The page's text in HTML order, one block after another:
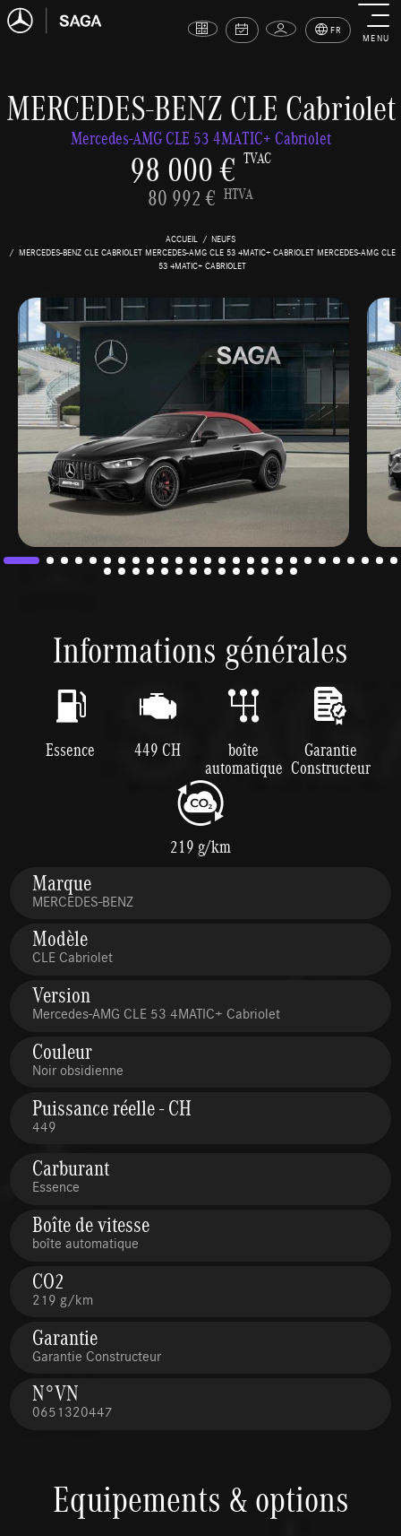
FR
MENU
MERCEDES-BENZ CLE Cabriolet
Mercedes-AMG CLE 53 4MATIC+ Cabriolet
98 000 € TVAC
80 992 € HTVA
ACCUEIL
NEUFS
MERCEDES-BENZ CLE CABRIOLET MERCEDES-AMG CLE 53 4MATIC+ CABRIOLET MERCEDES-AMG CLE
53 4MATIC+ CABRIOLET
Informations générales
Essence 449 CH boîte
automatique
Garantie
Constructeur
219 g/km
Marque
MERCEDES-BENZ
Modèle
CLE Cabriolet
Version
Mercedes-AMG CLE 53 4MATIC+ Cabriolet
Couleur
Noir obsidienne
Puissance réelle - CH
449
Carburant
Essence
Boîte de vitesse
boîte automatique
CO2
219 g/km
Garantie
Garantie Constructeur
N°VN
0651320447
Equipements & options